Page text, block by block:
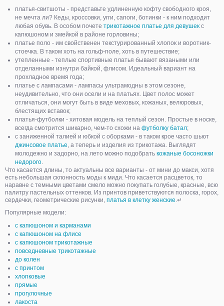
платья-свитшоты - представьте удлиненную кофту свободного кроя,
не мечта ли? Кеды, кроссовки, угги, сапоги, ботинки - к ним подходит
любая обувь. В особом почете трикотажное платье для девушек с
капюшоном и змейкой в районе горловины;
платье поло - им свойственен текстурированный хлопок и воротник-
стоечка. В таком хоть на гольф-поле, хоть в путешествие;
утепленные - теплые спортивные платья бывают вязаными или
отделанными изнутри байкой, флисом. Идеальный вариант на
прохладное время года;
платье с лампасами - лампасы ультрамодны в этом сезоне,
неудивительно, что они осели и на платьях. Цвет полос может
отличаться, они могут быть в виде меховых, кожаных, велюровых,
блестящих вставок;
платья-футболки - хитовая модель на теплый сезон. Простые в носке,
всегда смотрится шикарно, чем-то схожи на футболку батал;
с заниженной талией и юбкой с оборками - в таком крое часто шьют
джинсовое платье, а теперь и изделия из трикотажа. Выглядят
молодежно и задорно, на лето можно подобрать кожаные босоножки
недорого.
Что касается длины, то актуальны все варианты - от мини до макси, хотя
есть небольшая склонность моды к миди. Что касается расцветок, то
наравне с темными цветами смело можно покупать голубые, красные, всю
палитру пастельных оттенков. Из принтов приветствуются полоска, горох,
сердечки, геометрические рисунки, платья в клетку женские.↵
Популярные модели:
с капюшоном и карманами
с капюшоном на флисе
с капюшоном трикотажные
повседневные трикотажные
до колен
с принтом
хлопковые
прямые
прогулочные
лакоста